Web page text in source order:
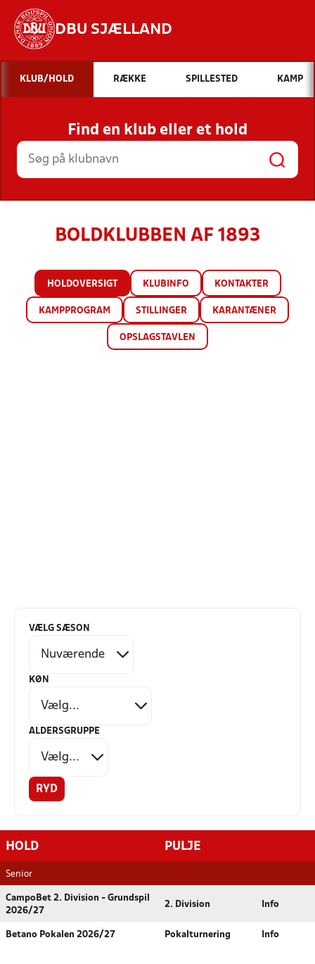
DBU SJÆLLAND
Hvad vil du søge efter?
INDHOLD OG NYHEDER
STILLINGER, RESULTATER, KLUBBER OG
HOLD
KLUB/HOLD RÆKKE SPILLESTED KAMP
Find en klub eller et hold
BOLDKLUBBEN AF 1893
HOLDOVERSIGT KLUBINFO KONTAKTER
KAMPPROGRAM STILLINGER KARANTÆNER
OPSLAGSTAVLEN
VÆLG SÆSON
KØN
ALDERSGRUPPE
RYD
HOLD PULJE
Senior
CampoBet 2. Division - Grundspil
2026/27
2. Division Info
Betano Pokalen 2026/27 Pokalturnering Info